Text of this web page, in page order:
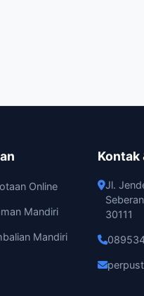
Online
Mandiri
Mandiri
Kontak
Jl.
30111